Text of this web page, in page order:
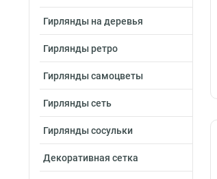
Гирлянды на деревья
Гирлянды ретро
Гирлянды самоцветы
Гирлянды сеть
Гирлянды сосульки
Декоративная сетка